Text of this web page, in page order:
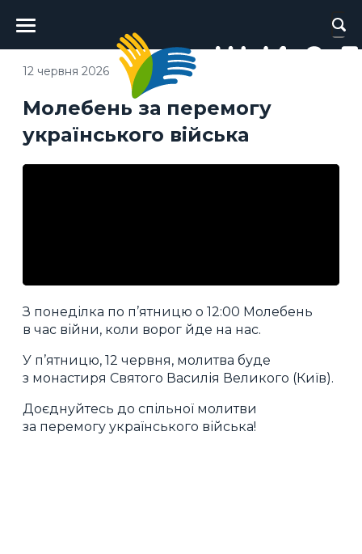
Головне
меню
Молебень за перемогу
українського війська
12 червня 2026
З понеділка по п’ятницю о 12:00 Молебень
в час війни, коли ворог йде на нас.
У п’ятницю, 12 червня, молитва буде
з монастиря Святого Василія Великого (Київ).
Доєднуйтесь до спільної молитви
за перемогу українського війська!